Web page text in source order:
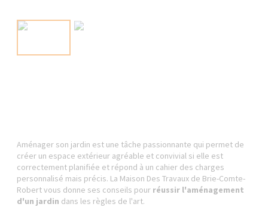
Aménager son jardin est une tâche passionnante qui permet de
créer un espace extérieur agréable et convivial si elle est
correctement planifiée et répond à un cahier des charges
personnalisé mais précis. La Maison Des Travaux de Brie-Comte-
Robert vous donne ses conseils pour réussir l'aménagement
d'un jardin dans les règles de l'art.